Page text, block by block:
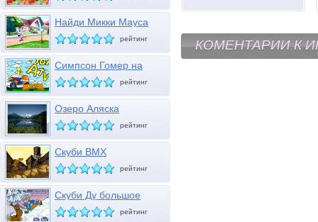
КОМЕНТАРИИ К
Найди Микки Мауса
рейтинг
Симпсон Гомер на
мотовездеходерейтинг
Озеро Аляска
рейтинг
Скуби BMX
рейтинг
Скуби Ду большое
снежное шоу
рейтинг